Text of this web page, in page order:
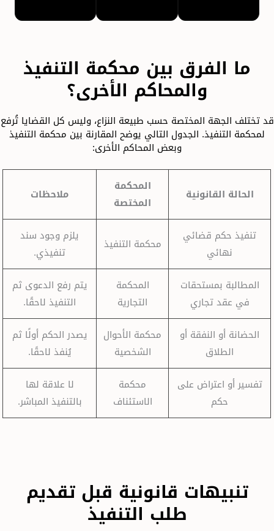
ما الفرق بين محكمة التنفيذ
والمحاكم الأخرى؟
قد تختلف الجهة المختصة حسب طبيعة النزاع، وليس كل القضايا تُرفع
لمحكمة التنفيذ. الجدول التالي يوضح المقارنة بين محكمة التنفيذ
وبعض المحاكم الأخرى:
الحالة القانونية
المحكمة
المختصة
ملاحظات
تنفيذ حكم قضائي
نهائي
محكمة التنفيذ
يلزم وجود سند
تنفيذي.
المطالبة بمستحقات
في عقد تجاري
المحكمة
التجارية
يتم رفع الدعوى ثم
التنفيذ لاحقًا.
الحضانة أو النفقة أو
الطلاق
محكمة الأحوال
الشخصية
يصدر الحكم أولًا ثم
يُنفذ لاحقًا.
تفسير أو اعتراض على
حكم
محكمة
الاستئناف
لا علاقة لها
بالتنفيذ المباشر.
تنبيهات قانونية قبل تقديم
طلب التنفيذ